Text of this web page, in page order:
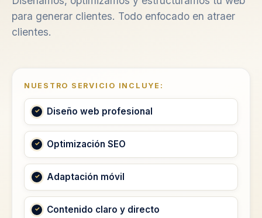
para generar clientes. Todo enfocado en atraer
clientes.
NUESTRO SERVICIO INCLUYE:
Diseño web profesional
Optimización SEO
Adaptación móvil
Contenido claro y directo